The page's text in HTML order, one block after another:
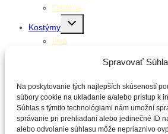
Spravovať
Na poskytovanie tých najlepších skúseností
súbory cookie na ukladanie a/alebo prístup k
Súhlas s týmito technológiami nám umožní
správanie pri prehliadaní alebo jedinečné ID
alebo odvolanie súhlasu môže nepriaznivo
Ostatné
Kostýmy
Toggle
child
menu
Deti
Doplnky ku kostýmom
Stolovanie child
menu
Klobúčiky
Obrúsky
Obrusy